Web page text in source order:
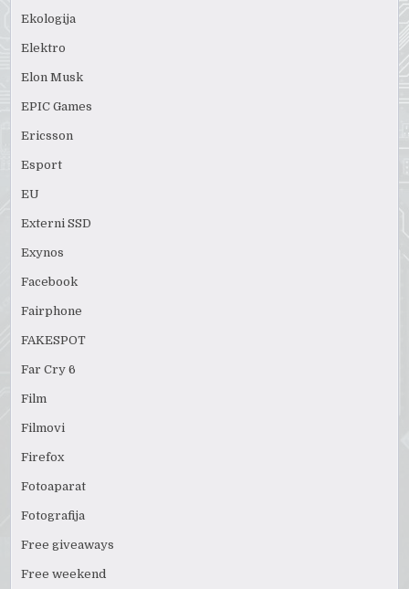
Ekologija
Elektro
Elon Musk
EPIC Games
Ericsson
Esport
EU
Externi SSD
Exynos
Facebook
Fairphone
FAKESPOT
Far Cry 6
Film
Filmovi
Firefox
Fotoaparat
Fotografija
Free giveaways
Free weekend